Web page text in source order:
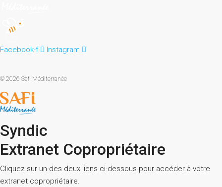
Facebook-f Instagram
© 2026 Safi Méditerranée
Syndic
Extranet Copropriétaire
Cliquez sur un des deux liens ci-dessous pour accéder à votre
extranet copropriétaire.